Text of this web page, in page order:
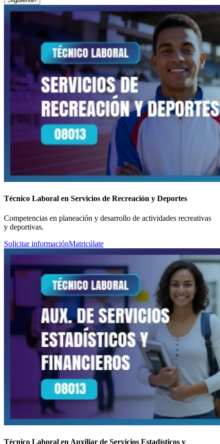
Técnico Laboral en Servicios de Recreación y Deportes
Competencias en planeación y desarrollo de actividades recreativas
y deportivas.
Solicitar informaciónMatricúlate
Técnico Laboral en Auxiliar de Servicios Estadísticos y